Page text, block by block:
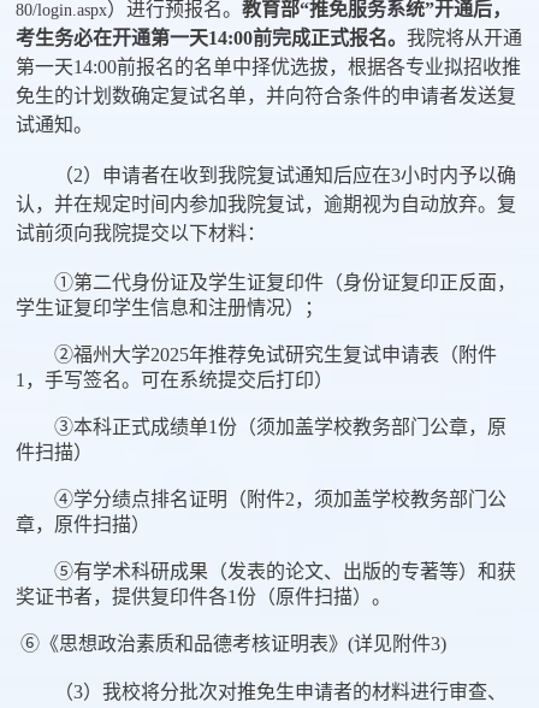
80/login.aspx）进行预报名。教育部“推免服务系统”开通后，
考生务必在开通第一天14:00前完成正式报名。我院将从开通
第一天14:00前报名的名单中择优选拔，根据各专业拟招收推
免生的计划数确定复试名单，并向符合条件的申请者发送复
试通知。
（2）申请者在收到我院复试通知后应在3小时内予以确
认，并在规定时间内参加我院复试，逾期视为自动放弃。复
试前须向我院提交以下材料：
①第二代身份证及学生证复印件（身份证复印正反面，
学生证复印学生信息和注册情况）；
②福州大学2025年推荐免试研究生复试申请表（附件
1 ，手写签名。可在系统提交后打印）
③本科正式成绩单1份（须加盖学校教务部门公章，原
件扫描）
④学分绩点排名证明（附件2，须加盖学校教务部门公
章，原件扫描）
⑤有学术科研成果（发表的论文、出版的专著等）和获
奖证书者，提供复印件各1份（原件扫描）。
⑥《思想政治素质和品德考核证明表》(详见附件3)
（3）我校将分批次对推免生申请者的材料进行审查、